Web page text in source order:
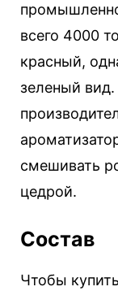
всего 4000
красный,
зеленый
смешивать
цедрой.
Состав
Чтобы